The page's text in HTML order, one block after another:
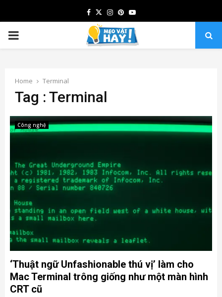
Facebook
TwitterInstagram
Pinterest
Youtube
PRIMARY
Home Terminal
Tag : Terminal
Công nghệ
‘Thuật ngữ Unfashionable thú vị’ làm cho
Mac Terminal trông giống như một màn hình
CRT cũ